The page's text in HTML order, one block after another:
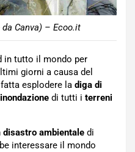
Canva) – Ecoo.it
in tutto il mondo per
giorni a causa del
esplodere la diga di
inondazione di tutti i terreni
disastro ambientale di
interessare il mondo